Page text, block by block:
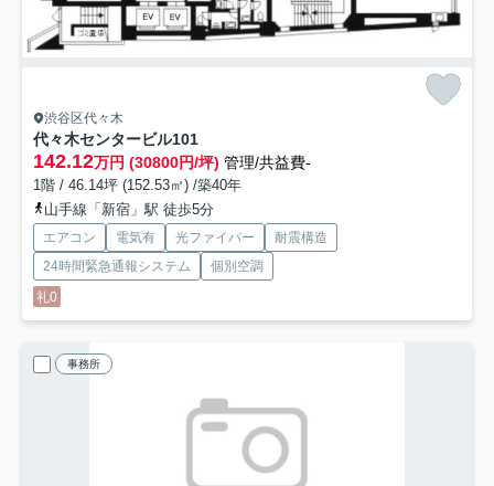
渋谷区代々木
代々木センタービル101
142.12万円 (30800円/坪) 管理/共益費-
1階 / 46.14坪 (152.53㎡) /築40年
山手線「新宿」駅 徒歩5分
エアコン 電気有 光ファイバー
耐震構造
24時間緊急通報システム
個別空調
礼0
事務所